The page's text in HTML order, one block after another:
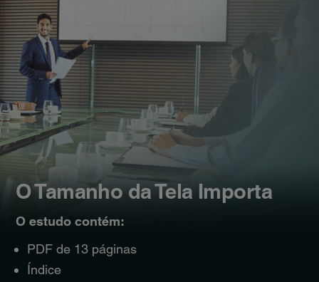
O Tamanho da Tela Importa
O estudo contém:
PDF de 13 páginas
Índice